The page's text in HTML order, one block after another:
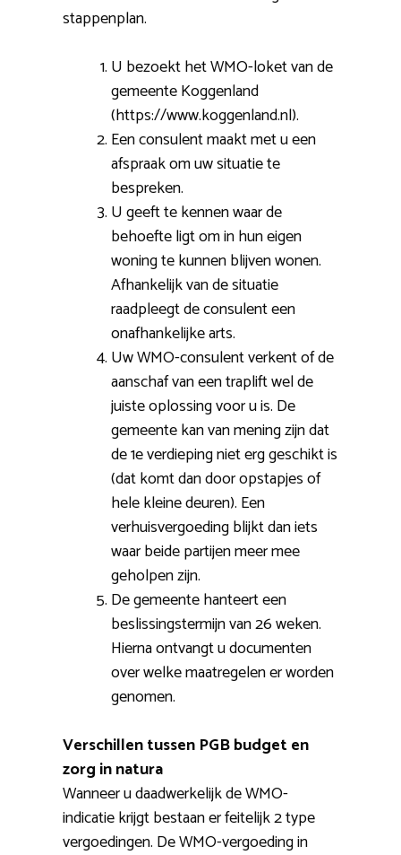
stappenplan.
U bezoekt het WMO-loket van de
gemeente Koggenland
(https://www.koggenland.nl).
Een consulent maakt met u een
afspraak om uw situatie te
bespreken.
U geeft te kennen waar de
behoefte ligt om in hun eigen
woning te kunnen blijven wonen.
Afhankelijk van de situatie
raadpleegt de consulent een
onafhankelijke arts.
Uw WMO-consulent verkent of de
aanschaf van een traplift wel de
juiste oplossing voor u is. De
gemeente kan van mening zijn dat
de 1e verdieping niet erg geschikt is
(dat komt dan door opstapjes of
hele kleine deuren). Een
verhuisvergoeding blijkt dan iets
waar beide partijen meer mee
geholpen zijn.
De gemeente hanteert een
beslissingstermijn van 26 weken.
Hierna ontvangt u documenten
over welke maatregelen er worden
genomen.
Verschillen tussen PGB budget en
zorg in natura
Wanneer u daadwerkelijk de WMO-
indicatie krijgt bestaan er feitelijk 2 type
vergoedingen. De WMO-vergoeding in